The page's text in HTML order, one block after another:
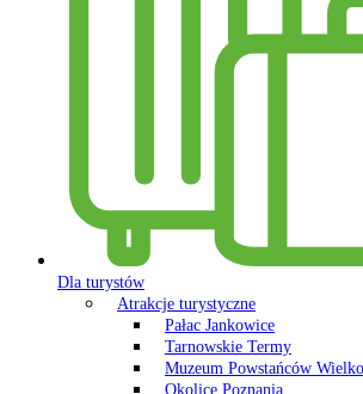
Dla turystów
Atrakcje turystyczne
Pałac Jankowice
Tarnowskie Termy
Muzeum Powstańców
Okolice Poznania